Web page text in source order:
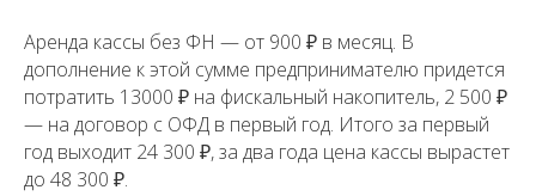
Аренда кассы без ФН — от 900 ₽ в месяц. В
дополнение к этой сумме предпринимателю придется
потратить 13000 ₽ на фискальный накопитель, 2 500 ₽
— на договор с ОФД в первый год. Итого за первый
год выходит 24 300 ₽, за два года цена кассы вырастет
до 48 300 ₽.